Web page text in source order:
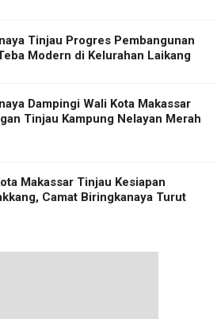
Tinjau Progres Pembangunan
Modern di Kelurahan Laikang
Dampingi Wali Kota Makassar
Tinjau Kampung Nelayan Merah
Makassar Tinjau Kesiapan
Camat Biringkanaya Turut